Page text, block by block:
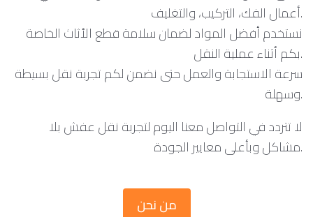
أعمال الفك، التركيب، والتغليف.
نستخدم أفضل المواد لضمان سلامة قطع الأثاث الخاصة
بكم أثناء عملية النقل.
سرعة الاستجابة والعمل حتى نضمن لكم تجربة نقل بسيطة
وسهلة.
لا تتردد في التواصل معنا اليوم لتجربة نقل عفش بلا
مشاكل وبأعلى معايير الجودة.
من نحن